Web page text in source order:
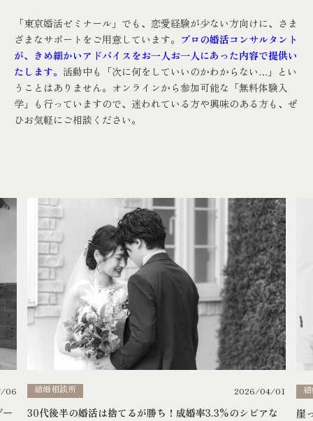
「東京婚活ゼミナール 」でも、恋愛経験が少ない方向けに、さま
ざまなサポートをご用意しています。 プロの婚活コンサルタント
が、きめ細かいアドバイスをお一人お一人にあった内容で提供い
たします。 活動中も「次に何をしていいのかわからない…」とい
うことはありません。オンラインから参加可能な「無料体験入
学 」も行っていますので、迷われている方や興味のある方も、ぜ
ひお気軽にご相談ください。
06 結婚相談所 2026/04/01
30代後半の婚活は捨てるが勝ち！成婚率3.3%のシビアな
崖